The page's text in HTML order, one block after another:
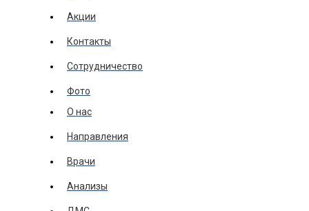
Акции
Контакты
Сотрудничество
Фото
О нас
Направления
Врачи
Анализы